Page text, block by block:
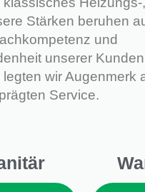
Stärken beruhen
und
unserer
wir Augenmerk
Service.